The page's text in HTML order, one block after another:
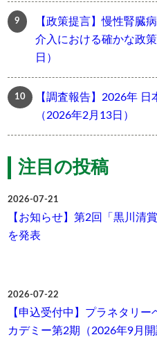
【政策提言】慢性腎臓
介入における確かな政
日）
【調査報告】2026年
（2026年2月13日）
注目の投稿
2026-07-21
【お知らせ】第2回「黒川清
を発表
2026-07-22
【申込受付中】プラネタリー
カデミー第2期（2026年9月開